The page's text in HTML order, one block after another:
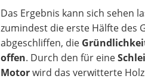
Das Ergebnis kann sich sehen
zumindest die erste Hälfte des
abgeschliffen, die
offen. Durch den für eine
Motorwird das verwitterte